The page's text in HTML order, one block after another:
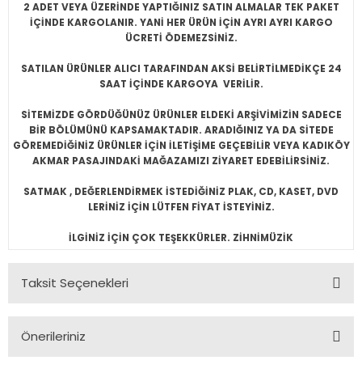
2 ADET VEYA ÜZERİNDE YAPTIĞINIZ SATIN ALMALAR TEK PAKET
İÇİNDE KARGOLANIR. YANİ HER ÜRÜN İÇİN AYRI AYRI KARGO
ÜCRETİ ÖDEMEZSİNİZ.
SATILAN ÜRÜNLER ALICI TARAFINDAN AKSİ BELİRTİLMEDİKÇE 24
SAAT İÇİNDE KARGOYA VERİLİR.
SİTEMİZDE GÖRDÜĞÜNÜZ ÜRÜNLER ELDEKİ ARŞİVİMİZİN SADECE
BİR BÖLÜMÜNÜ KAPSAMAKTADIR. ARADIĞINIZ YA DA SİTEDE
GÖREMEDİĞİNİZ ÜRÜNLER İÇİN İLETİŞİME GEÇEBİLİR VEYA KADIKÖY
AKMAR PASAJINDAKİ MAĞAZAMIZI ZİYARET EDEBİLİRSİNİZ.
SATMAK , DEĞERLENDİRMEK İSTEDİĞİNİZ PLAK, CD, KASET, DVD
LERİNİZ İÇİN LÜTFEN FİYAT İSTEYİNİZ.
İLGİNİZ İÇİN ÇOK TEŞEKKÜRLER. ZİHNİMÜZİK
Taksit Seçenekleri
Önerileriniz